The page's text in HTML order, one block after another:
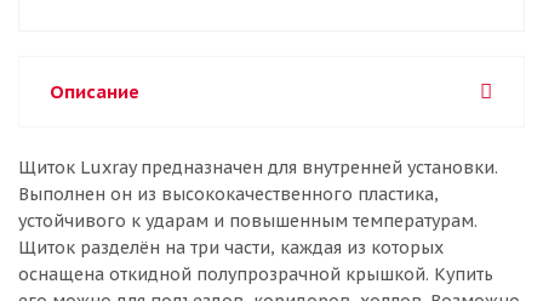
Описание
Щиток Luxray предназначен для внутренней установки.
Выполнен он из высококачественного пластика,
устойчивого к ударам и повышенным температурам.
Щиток разделён на три части, каждая из которых
оснащена откидной полупрозрачной крышкой. Купить